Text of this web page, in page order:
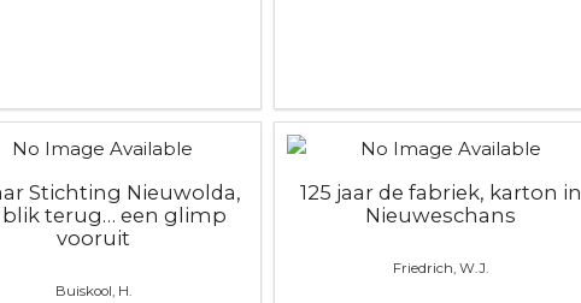
Stichting Nieuwolda,
blik terug… een glimp
vooruit
Buiskool, H.
125 jaar de fabriek, karton in
Nieuweschans
Friedrich, W.J.